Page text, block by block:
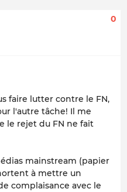
0
faire lutter contre le FN,
l'autre tâche! Il me
le rejet du FN ne fait
mainstream (papier
à mettre un
complaisance avec le